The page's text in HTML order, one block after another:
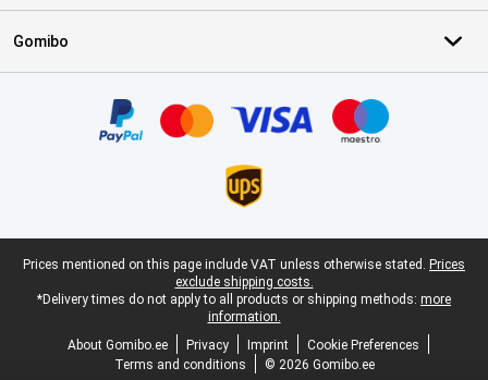
Gomibo
Legal footer
Prices mentioned on this page include VAT unless otherwise stated. Prices
exclude shipping costs.
*Delivery times do not apply to all products or shipping methods: more
information.
About Gomibo.ee
Privacy Imprint
Cookie Preferences
Terms and conditions
© 2026 Gomibo.ee